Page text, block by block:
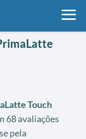
Touch
68 avaliações
pela